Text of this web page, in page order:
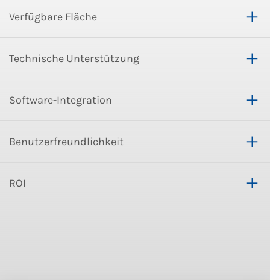
Verfügbare Fläche
Technische Unterstützung
Software-Integration
Benutzerfreundlichkeit
ROI